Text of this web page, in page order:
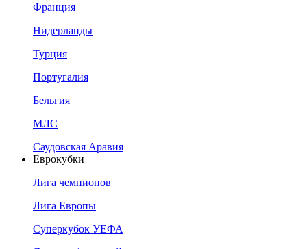
Франция
Нидерланды
Турция
Португалия
Бельгия
МЛС
Саудовская Аравия
Еврокубки
Лига чемпионов
Лига Европы
Суперкубок УЕФА